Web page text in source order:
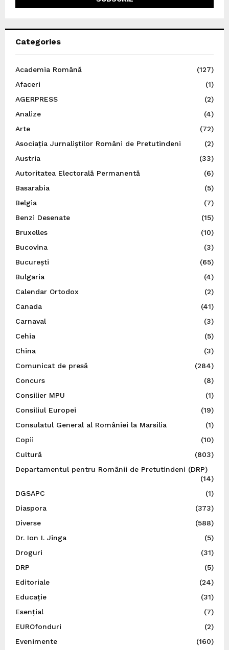
Categories
Academia Română
(127)
Afaceri
(1)
AGERPRESS
(2)
Analize
(4)
Arte
(72)
Asociația Jurnaliștilor Români de Pretutindeni
(2)
Austria
(33)
Autoritatea Electorală Permanentă
(6)
Basarabia
(5)
Belgia
(7)
Benzi Desenate
(15)
Bruxelles
(10)
Bucovina
(3)
București
(65)
Bulgaria
(4)
Calendar Ortodox
(2)
Canada
(41)
Carnaval
(3)
Cehia
(5)
China
(3)
Comunicat de presă
(284)
Concurs
(8)
Consilier MPU
(1)
Consiliul Europei
(19)
Consulatul General al României la Marsilia
(1)
Copii
(10)
Cultură
(803)
Departamentul pentru Românii de Pretutindeni (DRP)
(14)
DGSAPC
(1)
Diaspora
(373)
Diverse
(588)
Dr. Ion I. Jinga
(5)
Droguri
(31)
DRP
(5)
Editoriale
(24)
Educație
(31)
Esențial
(7)
EUROfonduri
(2)
Evenimente
(160)